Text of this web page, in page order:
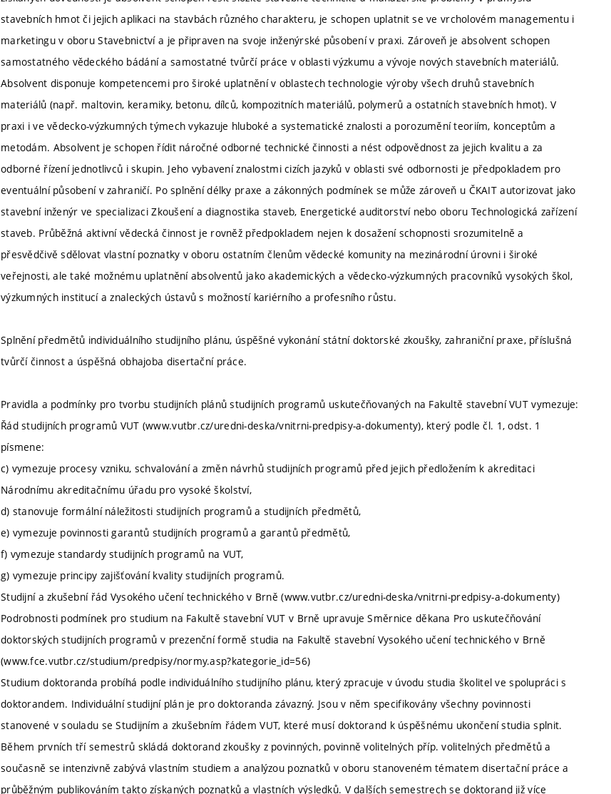
stavebních hmot či jejich aplikaci na stavbách různého charakteru, je schopen uplatnit se ve vrcholovém managementu i
marketingu v oboru Stavebnictví a je připraven na svoje inženýrské působení v praxi. Zároveň je absolvent schopen
samostatného vědeckého bádání a samostatné tvůrčí práce v oblasti výzkumu a vývoje nových stavebních materiálů.
Absolvent disponuje kompetencemi pro široké uplatnění v oblastech technologie výroby všech druhů stavebních
materiálů (např. maltovin, keramiky, betonu, dílců, kompozitních materiálů, polymerů a ostatních stavebních hmot). V
praxi i ve vědecko-výzkumných týmech vykazuje hluboké a systematické znalosti a porozumění teoriím, konceptům a
metodám. Absolvent je schopen řídit náročné odborné technické činnosti a nést odpovědnost za jejich kvalitu a za
odborné řízení jednotlivců i skupin. Jeho vybavení znalostmi cizích jazyků v oblasti své odbornosti je předpokladem pro
eventuální působení v zahraničí. Po splnění délky praxe a zákonných podmínek se může zároveň u ČKAIT autorizovat jako
stavební inženýr ve specializaci Zkoušení a diagnostika staveb, Energetické auditorství nebo oboru Technologická zařízení
staveb. Průběžná aktivní vědecká činnost je rovněž předpokladem nejen k dosažení schopnosti srozumitelně a
přesvědčivě sdělovat vlastní poznatky v oboru ostatním členům vědecké komunity na mezinárodní úrovni i široké
veřejnosti, ale také možnému uplatnění absolventů jako akademických a vědecko-výzkumných pracovníků vysokých škol,
výzkumných institucí a znaleckých ústavů s možností kariérního a profesního růstu.
Splnění předmětů individuálního studijního plánu, úspěšné vykonání státní doktorské zkoušky, zahraniční praxe, příslušná
tvůrčí činnost a úspěšná obhajoba disertační práce.
Pravidla a podmínky pro tvorbu studijních plánů studijních programů uskutečňovaných na Fakultě stavební VUT vymezuje:
Řád studijních programů VUT (www.vutbr.cz/uredni-deska/vnitrni-predpisy-a-dokumenty), který podle čl. 1, odst. 1
písmene:
c) vymezuje procesy vzniku, schvalování a změn návrhů studijních programů před jejich předložením k akreditaci
Národnímu akreditačnímu úřadu pro vysoké školství,
d) stanovuje formální náležitosti studijních programů a studijních předmětů,
e) vymezuje povinnosti garantů studijních programů a garantů předmětů,
f) vymezuje standardy studijních programů na VUT,
g) vymezuje principy zajišťování kvality studijních programů.
Studijní a zkušební řád Vysokého učení technického v Brně (www.vutbr.cz/uredni-deska/vnitrni-predpisy-a-dokumenty)
Podrobnosti podmínek pro studium na Fakultě stavební VUT v Brně upravuje Směrnice děkana Pro uskutečňování
doktorských studijních programů v prezenční formě studia na Fakultě stavební Vysokého učení technického v Brně
(www.fce.vutbr.cz/studium/predpisy/normy.asp?kategorie_id=56)
Studium doktoranda probíhá podle individuálního studijního plánu, který zpracuje v úvodu studia školitel ve spolupráci s
doktorandem. Individuální studijní plán je pro doktoranda závazný. Jsou v něm specifikovány všechny povinnosti
stanovené v souladu se Studijním a zkušebním řádem VUT, které musí doktorand k úspěšnému ukončení studia splnit.
Během prvních tří semestrů skládá doktorand zkoušky z povinných, povinně volitelných příp. volitelných předmětů a
současně se intenzivně zabývá vlastním studiem a analýzou poznatků v oboru stanoveném tématem disertační práce a
průběžným publikováním takto získaných poznatků a vlastních výsledků. V dalších semestrech se doktorand již více